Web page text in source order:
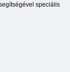
speciális